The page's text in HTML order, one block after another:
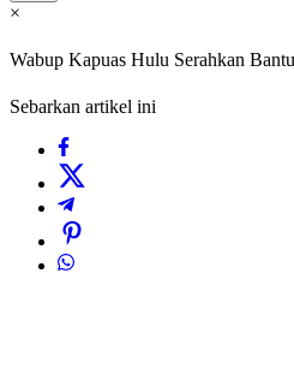
×
Wabup Kapuas Hulu Serahkan
Sebarkan artikel ini